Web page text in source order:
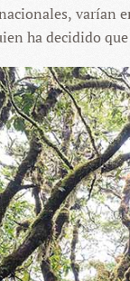
varían
ha decidido